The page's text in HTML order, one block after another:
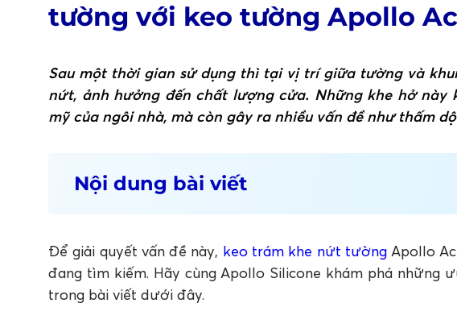
tường với keo tường Apollo
Sau một thời gian sử dụng thì tại vị trí giữa tường và
nứt, ảnh hưởng đến chất lượng cửa. Những khe hở này
mỹ của ngôi nhà, mà còn gây ra nhiều vấn đề như thấm
Nội dung bài viết
1. Nguyên nhân xuất hiện khe hở giữa khung cửa sổ
Bước 1: Chuẩn bị công cụ và vật liệu
Bước 2: Làm sạch khe hở
Bước 3: Sử dụng băng keo
Bước 4: Sử dụng Apollo Acrylic A100
Để giải quyết vấn đề này, keo trám khe nứt tườngApollo
đang tìm kiếm. Hãy cùng Apollo Silicone khám phá những
trong bài viết dưới đây.